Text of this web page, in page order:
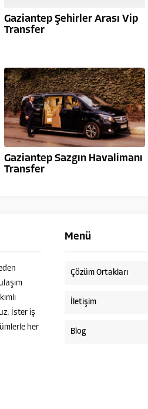
Gaziantep Şehirler Arası Vip
Transfer
Gaziantep Sazgın Havalimanı
Transfer
İster iş
her
Menü
Çözüm Ortakları
İletişim
Blog